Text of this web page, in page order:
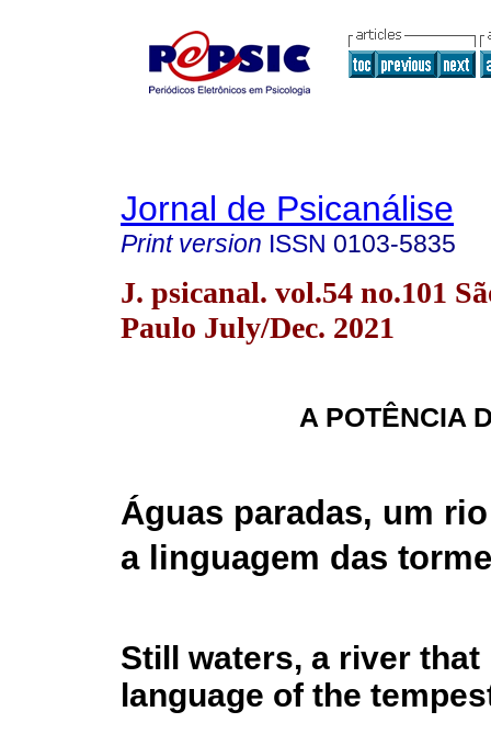
Jornal de Psicanálise
Print version ISSN 0103-5835
J. psicanal. vol.54 no.101
Paulo July/Dec. 2021
A POTÊNCIA
Águas paradas, um
a linguagem das
Still waters, a river that
language of the